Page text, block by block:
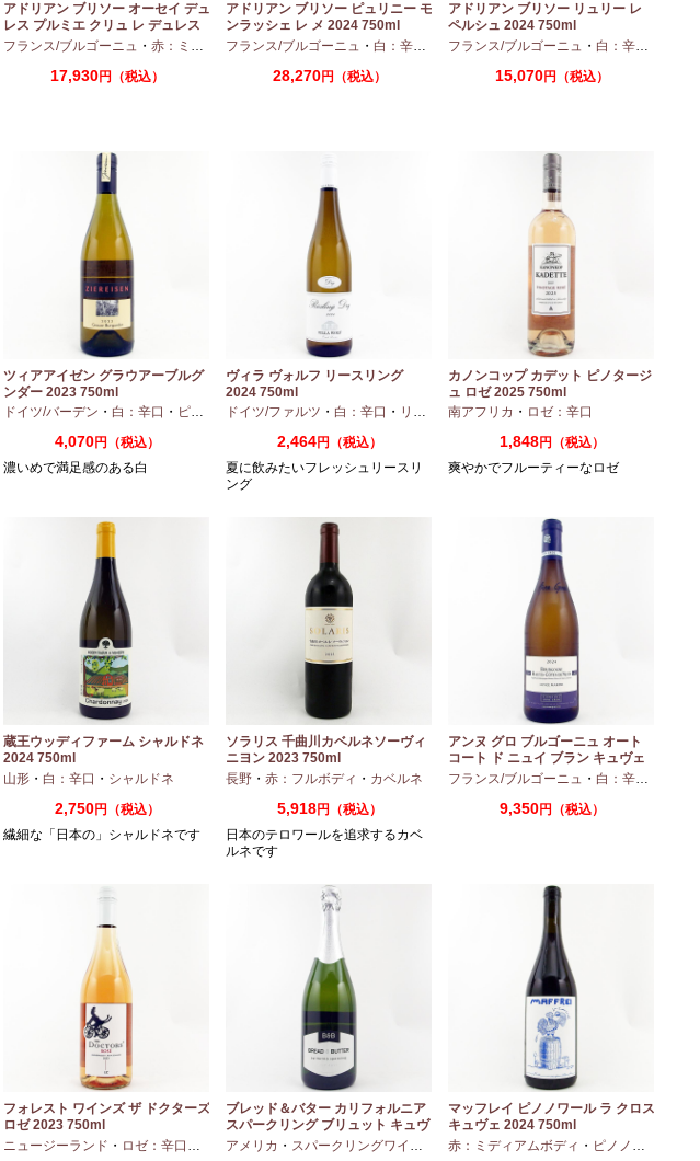
・ピノノワール
アドリアン ブリソー オーセイ デュ
レス プルミエ クリュ レ デュレス
2024 750ml
フランス/ブルゴーニュ ・ 赤：ミディアムボディ ・ピノノワール
17,930円（税込）
アドリアン ブリソー ピュリニー モ
ンラッシェ レ メ 2024 750ml
フランス/ブルゴーニュ ・ 白：辛口 シャルドネ
28,270円（税込）
アドリアン ブリソー リュリー レ
ペルシュ 2024 750ml
フランス/ブルゴーニュ ・ 白：辛口
15,070円（税込）
ツィアアイゼン グラウアーブルグ
ンダー 2023 750ml
ドイツ/バーデン ・ 白：辛口 ・ ピノグリ
4,070円（税込）
濃いめで満足感のある白
ヴィラ ヴォルフ リースリング
2024 750ml
ドイツ/ファルツ ・ 白：辛口 ・ リースリング
2,464円（税込）
夏に飲みたいフレッシュリースリ
ング
カノンコップ カデット ピノタージ
ュ ロゼ 2025 750ml
南アフリカ ・ ロゼ：辛口
1,848円（税込）
爽やかでフルーティーなロゼ
シャルドネ
蔵王ウッディファーム シャルドネ
2024 750ml
山形・ 白：辛口 ・ シャルドネ
2,750円（税込）
繊細な「日本の」シャルドネです
ソラリス 千曲川カベルネソーヴィ
ニヨン 2023 750ml
長野・ 赤：フルボディ ・ カベルネ
5,918円（税込）
日本のテロワールを追求するカベ
ルネです
アンヌ グロ ブルゴーニュ オート
コート ド ニュイ ブラン キュヴェ
マリーヌ 2024 750ml
フランス/ブルゴーニュ ・ 白：辛口
9,350円（税込）
・カベルネフラン
フォレスト ワインズ ザ ドクターズ
ロゼ 2023 750ml
ニュージーランド ・ ロゼ：辛口 ピノノワール
ブレッド＆バター カリフォルニア
スパークリング ブリュット キュヴ
ェ NV 750ml
アメリカ ・ スパークリングワイン シャルドネ
マッフレイ ピノノワール ラ クロス
キュヴェ 2024 750ml
赤：ミディアムボディ ・ ピノノワール